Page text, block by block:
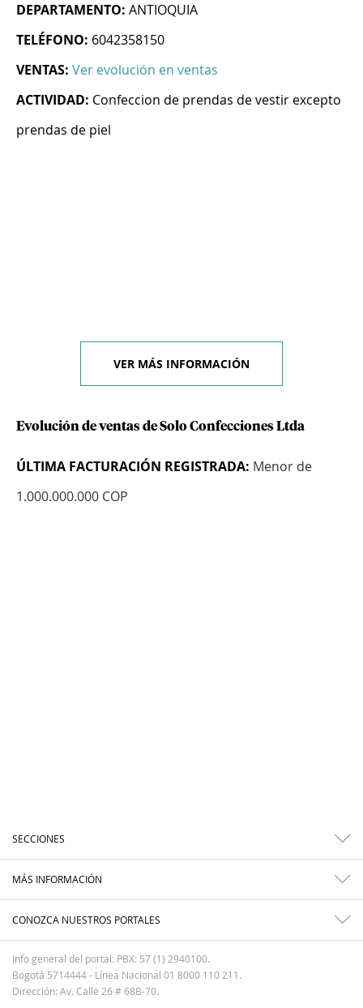
DEPARTAMENTO: ANTIOQUIA
TELÉFONO: 6042358150
VENTAS: Ver evolución en ventas
ACTIVIDAD: Confeccion de prendas de vestir excepto
prendas de piel
VER MÁS INFORMACIÓN
Evolución de ventas de Solo Confecciones Ltda
ÚLTIMA FACTURACIÓN REGISTRADA: Menor de
1.000.000.000 COP
SECCIONES
MÁS INFORMACIÓN
CONOZCA NUESTROS PORTALES
Info general del portal: PBX: 57 (1) 2940100.
Bogotá 5714444 - Línea Nacional 01 8000 110 211.
Dirección: Av. Calle 26 # 68B-70.